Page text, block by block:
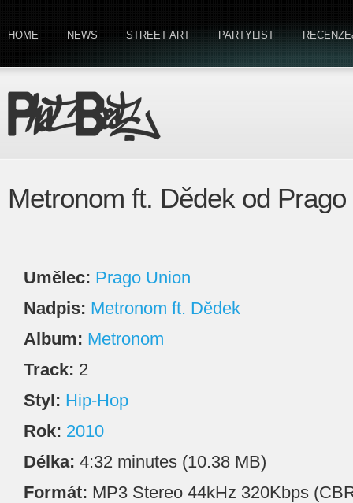
HOME NEWS STREET ART PARTYLIST
Metronom ft. Dědek od Prago
Umělec: Prago Union
Nadpis: Metronom ft. Dědek
Album: Metronom
Track: 2
Styl: Hip-Hop
Rok: 2010
Délka: 4:32 minutes (10.38 MB)
Formát: MP3 Stereo 44kHz 320Kbps